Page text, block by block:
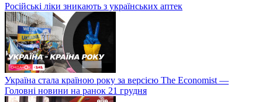
Російські ліки зникають з українських аптек
Україна стала країною року за версією The Economist —
Головні новини на ранок 21 грудня